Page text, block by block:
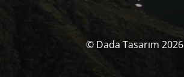
© Dada Tasarım 2026